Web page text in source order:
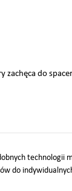
zachęca do
technologii
do